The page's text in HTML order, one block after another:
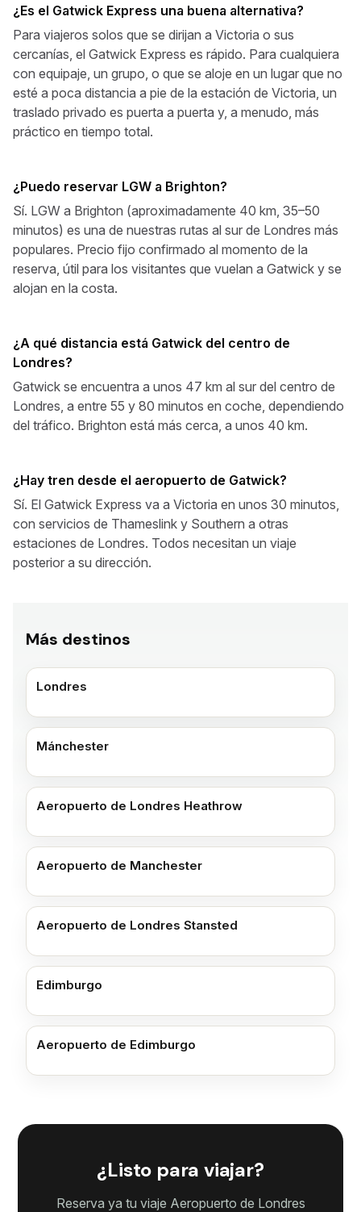
¿Es el Gatwick Express una buena alternativa?
Para viajeros solos que se dirijan a Victoria o sus
cercanías, el Gatwick Express es rápido. Para cualquiera
con equipaje, un grupo, o que se aloje en un lugar que no
esté a poca distancia a pie de la estación de Victoria, un
traslado privado es puerta a puerta y, a menudo, más
práctico en tiempo total.
¿Puedo reservar LGW a Brighton?
Sí. LGW a Brighton (aproximadamente 40 km, 35–50
minutos) es una de nuestras rutas al sur de Londres más
populares. Precio fijo confirmado al momento de la
reserva, útil para los visitantes que vuelan a Gatwick y se
alojan en la costa.
¿A qué distancia está Gatwick del centro de
Londres?
Gatwick se encuentra a unos 47 km al sur del centro de
Londres, a entre 55 y 80 minutos en coche, dependiendo
del tráfico. Brighton está más cerca, a unos 40 km.
¿Hay tren desde el aeropuerto de Gatwick?
Sí. El Gatwick Express va a Victoria en unos 30 minutos,
con servicios de Thameslink y Southern a otras
estaciones de Londres. Todos necesitan un viaje
posterior a su dirección.
Más destinos
Londres
Mánchester
Aeropuerto de Londres Heathrow
Aeropuerto de Manchester
Aeropuerto de Londres Stansted
Edimburgo
Aeropuerto de Edimburgo
¿Listo para viajar?
Reserva ya tu viaje Aeropuerto de Londres